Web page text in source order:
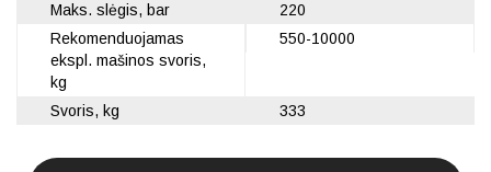
Maks. slėgis, bar
Rekomenduojamas
ekspl. mašinos svoris,
kg
Svoris, kg
220
550-10000
333